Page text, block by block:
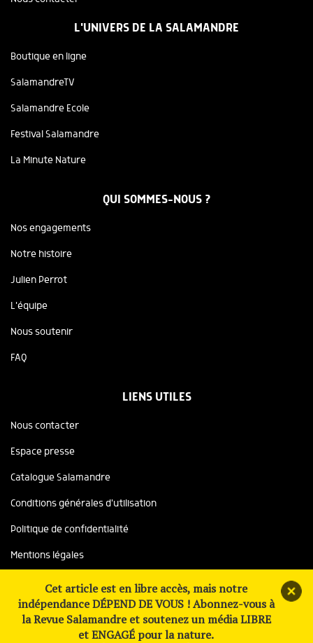
L'UNIVERS DE LA SALAMANDRE
Boutique en ligne
SalamandreTV
Salamandre Ecole
Festival Salamandre
La Minute Nature
QUI SOMMES-NOUS ?
Nos engagements
Notre histoire
Julien Perrot
L'équipe
Nous soutenir
FAQ
LIENS UTILES
Nous contacter
Espace presse
Catalogue Salamandre
Conditions générales d'utilisation
Politique de confidentialité
Mentions légales
Site réalisé avec le soutien de
Cet article est en libre accès, mais notre
indépendance DÉPEND DE VOUS ! Abonnez-vous à
la Revue Salamandre et soutenez un média LIBRE
et ENGAGÉ pour la nature.